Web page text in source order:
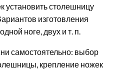
установить столешницу
изготовления
ноге, двух и т. п.